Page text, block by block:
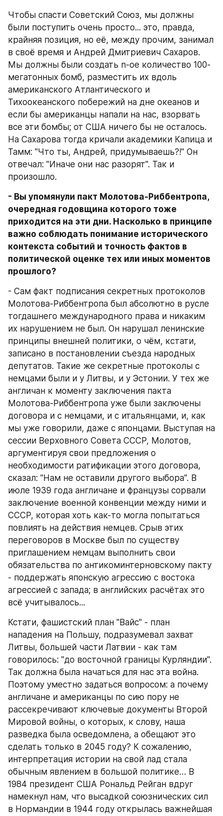
Чтобы спасти Советский Союз, мы должны
были поступить очень просто... это, правда,
крайняя позиция, но её, между прочим, занимал
в своё время и Андрей Дмитриевич Сахаров.
Мы должны были создать n-ое количество 100-
мегатонных бомб, разместить их вдоль
американского Атлантического и
Тихоокеанского побережий на дне океанов и
если бы американцы напали на нас, взорвать
все эти бомбы; от США ничего бы не осталось.
На Сахарова тогда кричали академики Капица и
Тамм: "Что ты, Андрей, придумываешь?!" Он
отвечал: "Иначе они нас разорят". Так и
произошло.
- Вы упомянули пакт Молотова-Риббентропа,
очередная годовщина которого тоже
приходится на эти дни. Насколько в принципе
важно соблюдать понимание исторического
контекста событий и точность фактов в
политической оценке тех или иных моментов
прошлого?
- Сам факт подписания секретных протоколов
Молотова-Риббентропа был абсолютно в русле
тогдашнего международного права и никаким
их нарушением не был. Он нарушал ленинские
принципы внешней политики, о чём, кстати,
записано в постановлении съезда народных
депутатов. Такие же секретные протоколы с
немцами были и у Литвы, и у Эстонии. У тех же
англичан к моменту заключения пакта
Молотова-Риббентропа уже были заключены
договора и с немцами, и с итальянцами, и, как
мы уже говорили, даже с японцами. Выступая на
сессии Верховного Совета СССР, Молотов,
аргументируя свои предложения о
необходимости ратификации этого договора,
сказал: "Нам не оставили другого выбора". В
июле 1939 года англичане и французы сорвали
заключение военной конвенции между ними и
СССР, которая хоть как-то могла попытаться
повлиять на действия немцев. Срыв этих
переговоров в Москве был по существу
приглашением немцам выполнить свои
обязательства по антикоминтерновскому пакту
- поддержать японскую агрессию с востока
агрессией с запада; в английских расчётах это
всё учитывалось...
Кстати, фашистский план "Вайс" - план
нападения на Польшу, подразумевал захват
Литвы, большей части Латвии - как там
говорилось: "до восточной границы Курляндии".
Так должна была начаться для нас эта война.
Поэтому уместно задаться вопросом: а почему
англичане и американцы по сию пору не
рассекречивают ключевые документы Второй
Мировой войны, о которых, к слову, наша
разведка была осведомлена, а обещают это
сделать только в 2045 году? К сожалению,
интерпретация истории на свой лад стала
обычным явлением в большой политике… В
1984 президент США Рональд Рейган вдруг
намекнул нам, что высадкой союзнических сил
в Нормандии в 1944 году открылась важнейшая